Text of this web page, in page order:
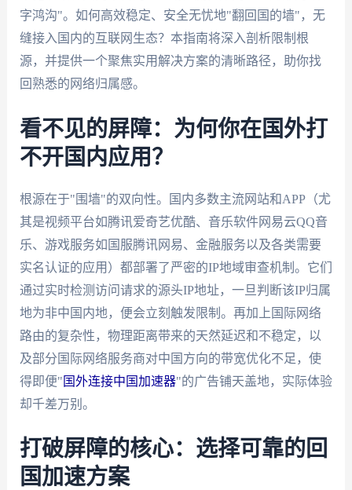
字鸿沟"。如何高效稳定、安全无忧地"翻回国的墙"，无
缝接入国内的互联网生态？本指南将深入剖析限制根
源，并提供一个聚焦实用解决方案的清晰路径，助你找
回熟悉的网络归属感。
看不见的屏障：为何你在国外打
不开国内应用？
根源在于"围墙"的双向性。国内多数主流网站和APP（尤
其是视频平台如腾讯爱奇艺优酷、音乐软件网易云QQ音
乐、游戏服务如国服腾讯网易、金融服务以及各类需要
实名认证的应用）都部署了严密的IP地域审查机制。它们
通过实时检测访问请求的源头IP地址，一旦判断该IP归属
地为非中国内地，便会立刻触发限制。再加上国际网络
路由的复杂性，物理距离带来的天然延迟和不稳定，以
及部分国际网络服务商对中国方向的带宽优化不足，使
得即便" 国外连接中国加速器"的广告铺天盖地，实际体验
却千差万别。
打破屏障的核心：选择可靠的回
国加速方案